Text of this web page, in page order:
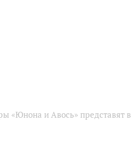
«Юнона и Авось» представят в